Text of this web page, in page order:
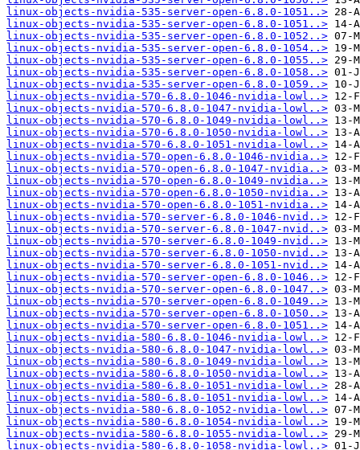
linux-objects-nvidia-535-server-open-6.8.0-1051..>
linux-objects-nvidia-535-server-open-6.8.0-1051..>
linux-objects-nvidia-535-server-open-6.8.0-1052..>
linux-objects-nvidia-535-server-open-6.8.0-1054..>
linux-objects-nvidia-535-server-open-6.8.0-1055..>
linux-objects-nvidia-535-server-open-6.8.0-1058..>
linux-objects-nvidia-535-server-open-6.8.0-1059..>
linux-objects-nvidia-570-6.8.0-1046-nvidia-lowl..>
linux-objects-nvidia-570-6.8.0-1047-nvidia-lowl..>
linux-objects-nvidia-570-6.8.0-1049-nvidia-lowl..>
linux-objects-nvidia-570-6.8.0-1050-nvidia-lowl..>
linux-objects-nvidia-570-6.8.0-1051-nvidia-lowl..>
linux-objects-nvidia-570-open-6.8.0-1046-nvidia..>
linux-objects-nvidia-570-open-6.8.0-1047-nvidia..>
linux-objects-nvidia-570-open-6.8.0-1049-nvidia..>
linux-objects-nvidia-570-open-6.8.0-1050-nvidia..>
linux-objects-nvidia-570-open-6.8.0-1051-nvidia..>
linux-objects-nvidia-570-server-6.8.0-1046-nvid..>
linux-objects-nvidia-570-server-6.8.0-1047-nvid..>
linux-objects-nvidia-570-server-6.8.0-1049-nvid..>
linux-objects-nvidia-570-server-6.8.0-1050-nvid..>
linux-objects-nvidia-570-server-6.8.0-1051-nvid..>
linux-objects-nvidia-570-server-open-6.8.0-1046..>
linux-objects-nvidia-570-server-open-6.8.0-1047..>
linux-objects-nvidia-570-server-open-6.8.0-1049..>
linux-objects-nvidia-570-server-open-6.8.0-1050..>
linux-objects-nvidia-570-server-open-6.8.0-1051..>
linux-objects-nvidia-580-6.8.0-1046-nvidia-lowl..>
linux-objects-nvidia-580-6.8.0-1047-nvidia-lowl..>
linux-objects-nvidia-580-6.8.0-1049-nvidia-lowl..>
linux-objects-nvidia-580-6.8.0-1050-nvidia-lowl..>
linux-objects-nvidia-580-6.8.0-1051-nvidia-lowl..>
linux-objects-nvidia-580-6.8.0-1051-nvidia-lowl..>
linux-objects-nvidia-580-6.8.0-1052-nvidia-lowl..>
linux-objects-nvidia-580-6.8.0-1054-nvidia-lowl..>
linux-objects-nvidia-580-6.8.0-1055-nvidia-lowl..>
linux-objects-nvidia-580-6.8.0-1058-nvidia-lowl..>